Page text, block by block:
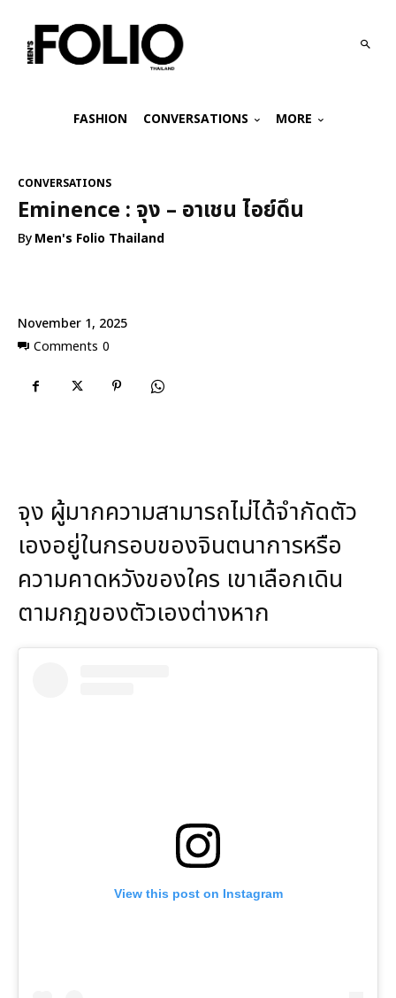
FASHION CONVERSATIONS MORE
November 1, 2025
Comments 0
CONVERSATIONS
Eminence : จุง – อาเชน ไอย์ดึน
ByMen's Folio Thailand
จุง ผู้มากความสามารถไม่ได้จำกัดตัว
เองอยู่ในกรอบของจินตนาการหรือ
ความคาดหวังของใคร เขาเลือกเดิน
ตามกฎของตัวเองต่างหาก
View this post on Instagram